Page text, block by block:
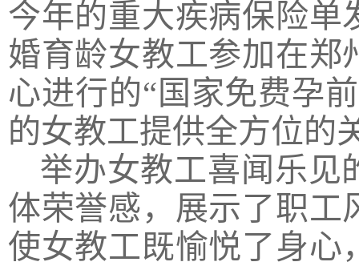
今年的重大疾病保险单
婚育龄女教工参加在郑
心进行的“国家免费孕
的女教工提供全方位的
举办女教工喜闻乐见
体荣誉感，展示了职工
使女教工既愉悦了身心